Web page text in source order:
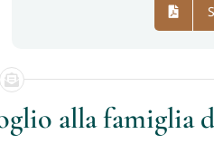
alla famiglia